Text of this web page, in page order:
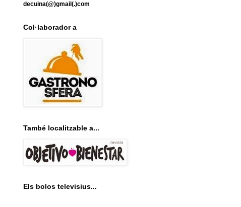
decuina(@)gmail(.)com
Col·laborador a
També localitzable a...
Els bolos televisius...